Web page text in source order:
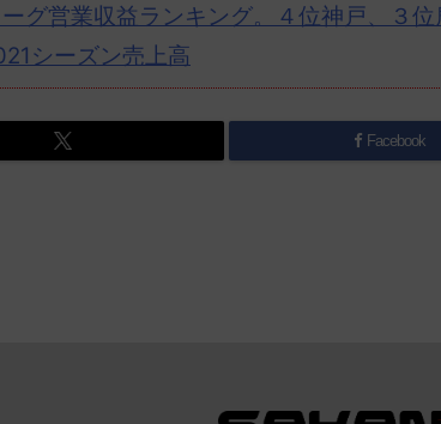
グ営業収益ランキング。４位神戸、３
シーズン売上高
Facebook